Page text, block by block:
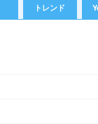
トレンド